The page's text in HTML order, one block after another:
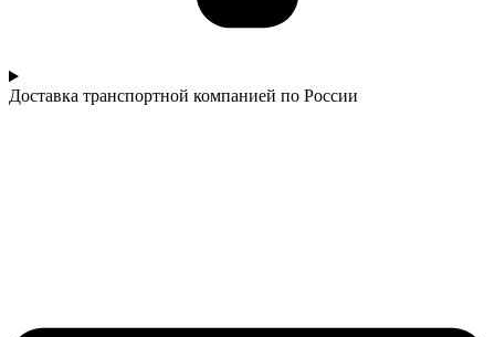
Доставка транспортной компанией по России